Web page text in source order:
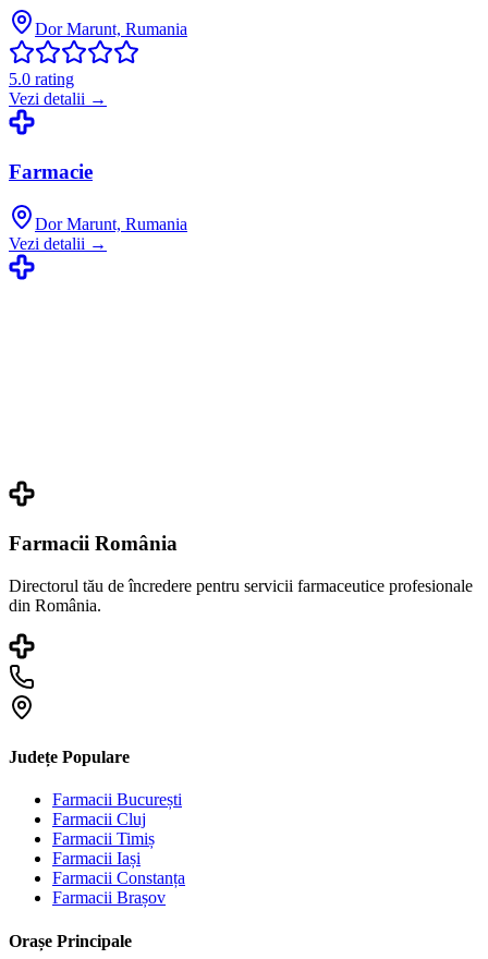
Dor Marunt, Rumania
5.0 rating
Vezi detalii →
Farmacie
Dor Marunt, Rumania
Vezi detalii →
Farmacii România
Directorul tău de încredere pentru servicii farmaceutice profesionale
din România.
Județe Populare
Farmacii București
Farmacii Cluj
Farmacii Timiș
Farmacii Iași
Farmacii Constanța
Farmacii Brașov
Orașe Principale